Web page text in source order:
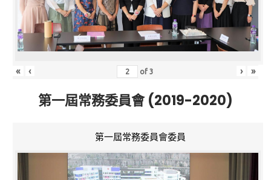
« ‹ of3 › »
第一屆常務委員會 (2019-2020)
第一屆常務委員會委員